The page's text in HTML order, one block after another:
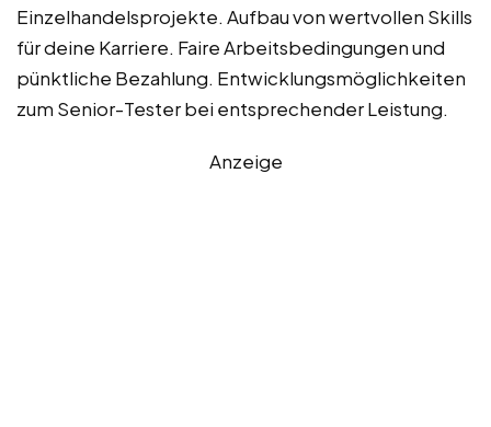
Einzelhandelsprojekte. Aufbau von wertvollen Skills
für deine Karriere. Faire Arbeitsbedingungen und
pünktliche Bezahlung. Entwicklungsmöglichkeiten
zum Senior-Tester bei entsprechender Leistung.
Anzeige